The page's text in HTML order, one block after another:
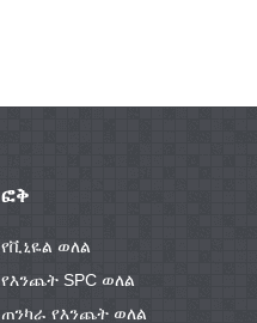
ፎቅ
የቪኒዬል ወለል
የእንጨት SPC ወለል
ጠንካራ የእንጨት ወለል